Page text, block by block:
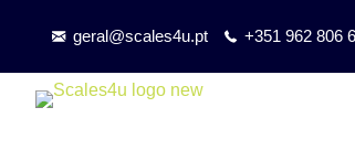
geral@scales4u.pt +351 962 806